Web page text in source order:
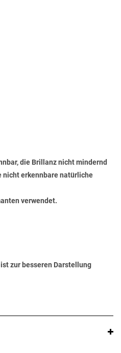
die Brillanz nicht mindernd
nicht erkennbare natürliche
verwendet.
zur besseren Darstellung